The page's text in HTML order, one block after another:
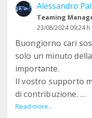
Alessandro
Teaming
23/08/2024 09:24 h
Buongiorno cari
solo un minuto
importante.
Il vostro supporto
di contribuzione.
Mille grazie in
Read more...